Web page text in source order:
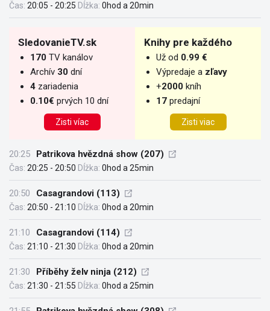
Čas: 20:05 - 20:25 Dĺžka: 0hod a 20min
SledovanieTV.sk
170 TV kanálov
Archív 30 dní
4 zariadenia
0.10€ prvých 10 dní
Zisti víac
Knihy pre každého
Už od 0.99 €
Výpredaje a zľavy
+2000 kníh
17 predajní
Zisti viac
20:25 Patrikova hvězdná show (207)
Čas: 20:25 - 20:50 Dĺžka: 0hod a 25min
20:50 Casagrandovi (113)
Čas: 20:50 - 21:10 Dĺžka: 0hod a 20min
21:10 Casagrandovi (114)
Čas: 21:10 - 21:30 Dĺžka: 0hod a 20min
21:30 Příběhy želv ninja (212)
Čas: 21:30 - 21:55 Dĺžka: 0hod a 25min